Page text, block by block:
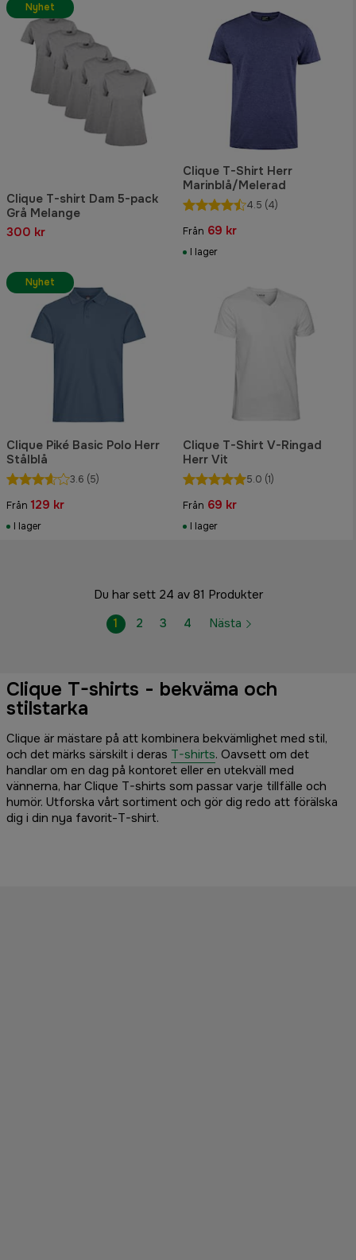
Clique T-shirt Dam 5-pack
Grå Melange
300 kr
Nyhet
Clique T-Shirt Herr
Marinblå/Melerad
4.5 (4)
Från 69 kr
I lager
Clique Piké Basic Polo Herr
Stålblå
3.6 (5)
Från 129 kr
I lager
Nyhet
Clique T-Shirt V-Ringad
Herr Vit
5.0 (1)
Från 69 kr
I lager
Du har sett 24 av 81 Produkter
1
2 3 4 Nästa
Clique T-shirts - bekväma och
stilstarka
Clique är mästare på att kombinera bekvämlighet med stil,
och det märks särskilt i deras T-shirts. Oavsett om det
handlar om en dag på kontoret eller en utekväll med
vännerna, har Clique T-shirts som passar varje tillfälle och
humör. Utforska vårt sortiment och gör dig redo att förälska
dig i din nya favorit-T-shirt.